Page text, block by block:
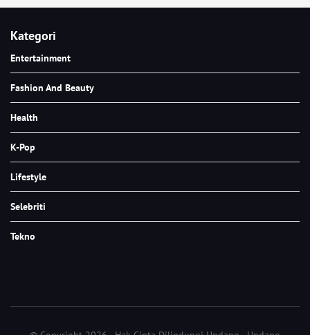
Kategori
Entertainment
Fashion And Beauty
Health
K-Pop
Lifestyle
Selebriti
Tekno